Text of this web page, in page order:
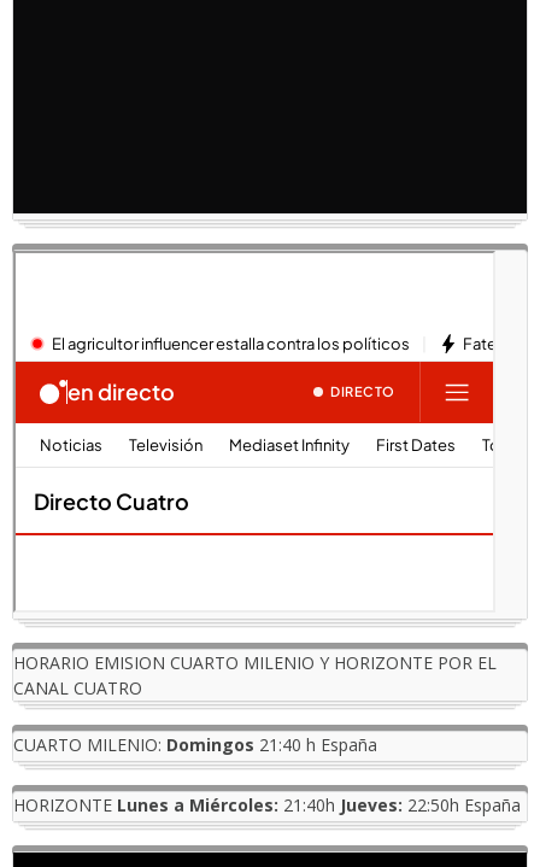
HORARIO EMISION CUARTO MILENIO Y HORIZONTE POR EL
CANAL CUATRO
CUARTO MILENIO: Domingos 21:40 h España
HORIZONTE Lunes a Miércoles: 21:40h Jueves: 22:50h España